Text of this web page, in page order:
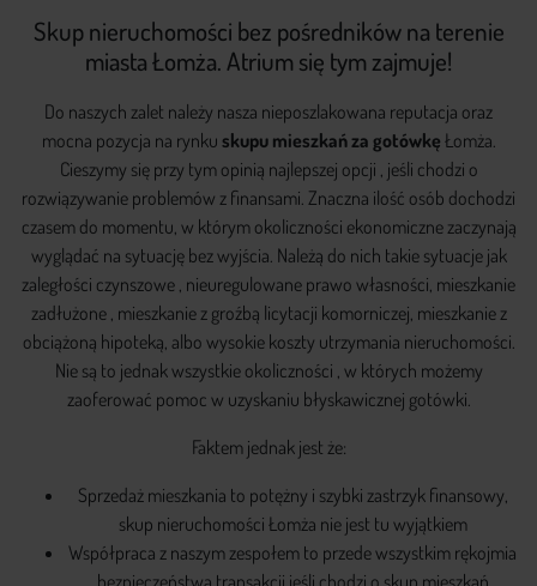
Skup nieruchomości bez pośredników na terenie
miasta Łomża. Atrium się tym zajmuje!
Do naszych zalet należy nasza nieposzlakowana reputacja oraz
mocna pozycja na rynku skupu mieszkań za gotówkę Łomża.
Cieszymy się przy tym opinią najlepszej opcji , jeśli chodzi o
rozwiązywanie problemów z finansami. Znaczna ilość osób dochodzi
czasem do momentu, w którym okoliczności ekonomiczne zaczynają
wyglądać na sytuację bez wyjścia. Należą do nich takie sytuacje jak
zaległości czynszowe , nieuregulowane prawo własności, mieszkanie
zadłużone , mieszkanie z groźbą licytacji komorniczej, mieszkanie z
obciążoną hipoteką, albo wysokie koszty utrzymania nieruchomości.
Nie są to jednak wszystkie okoliczności , w których możemy
zaoferować pomoc w uzyskaniu błyskawicznej gotówki.
Faktem jednak jest że:
Sprzedaż mieszkania to potężny i szybki zastrzyk finansowy,
skup nieruchomości Łomża nie jest tu wyjątkiem
Współpraca z naszym zespołem to przede wszystkim rękojmia
bezpieczeństwa transakcji jeśli chodzi o skup mieszkań